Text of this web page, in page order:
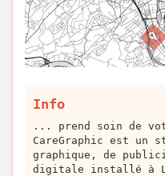
Info
... prend soin de
CareGraphic est un
graphique, de
digitale installé à